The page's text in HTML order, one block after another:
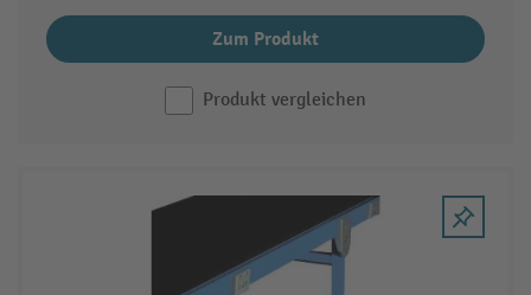
Zum Produkt
Produkt vergleichen